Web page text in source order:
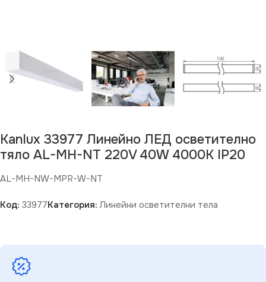
Kanlux 33977 Линейно ЛЕД осветително
тяло AL-MH-NT 220V 40W 4000K IP20
AL-MH-NW-MPR-W-NT
Код: 33977Категория: Линейни осветителни тела